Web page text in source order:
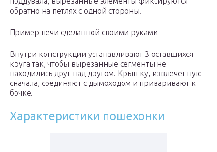
обратно на петлях с одной стороны.
Пример печи сделанной своими руками
Внутри конструкции устанавливают 3 оставшихся
круга так, чтобы вырезанные сегменты не
находились друг над другом. Крышку, извлеченную
сначала, соединяют с дымоходом и приваривают к
бочке.
Характеристики пошехонки